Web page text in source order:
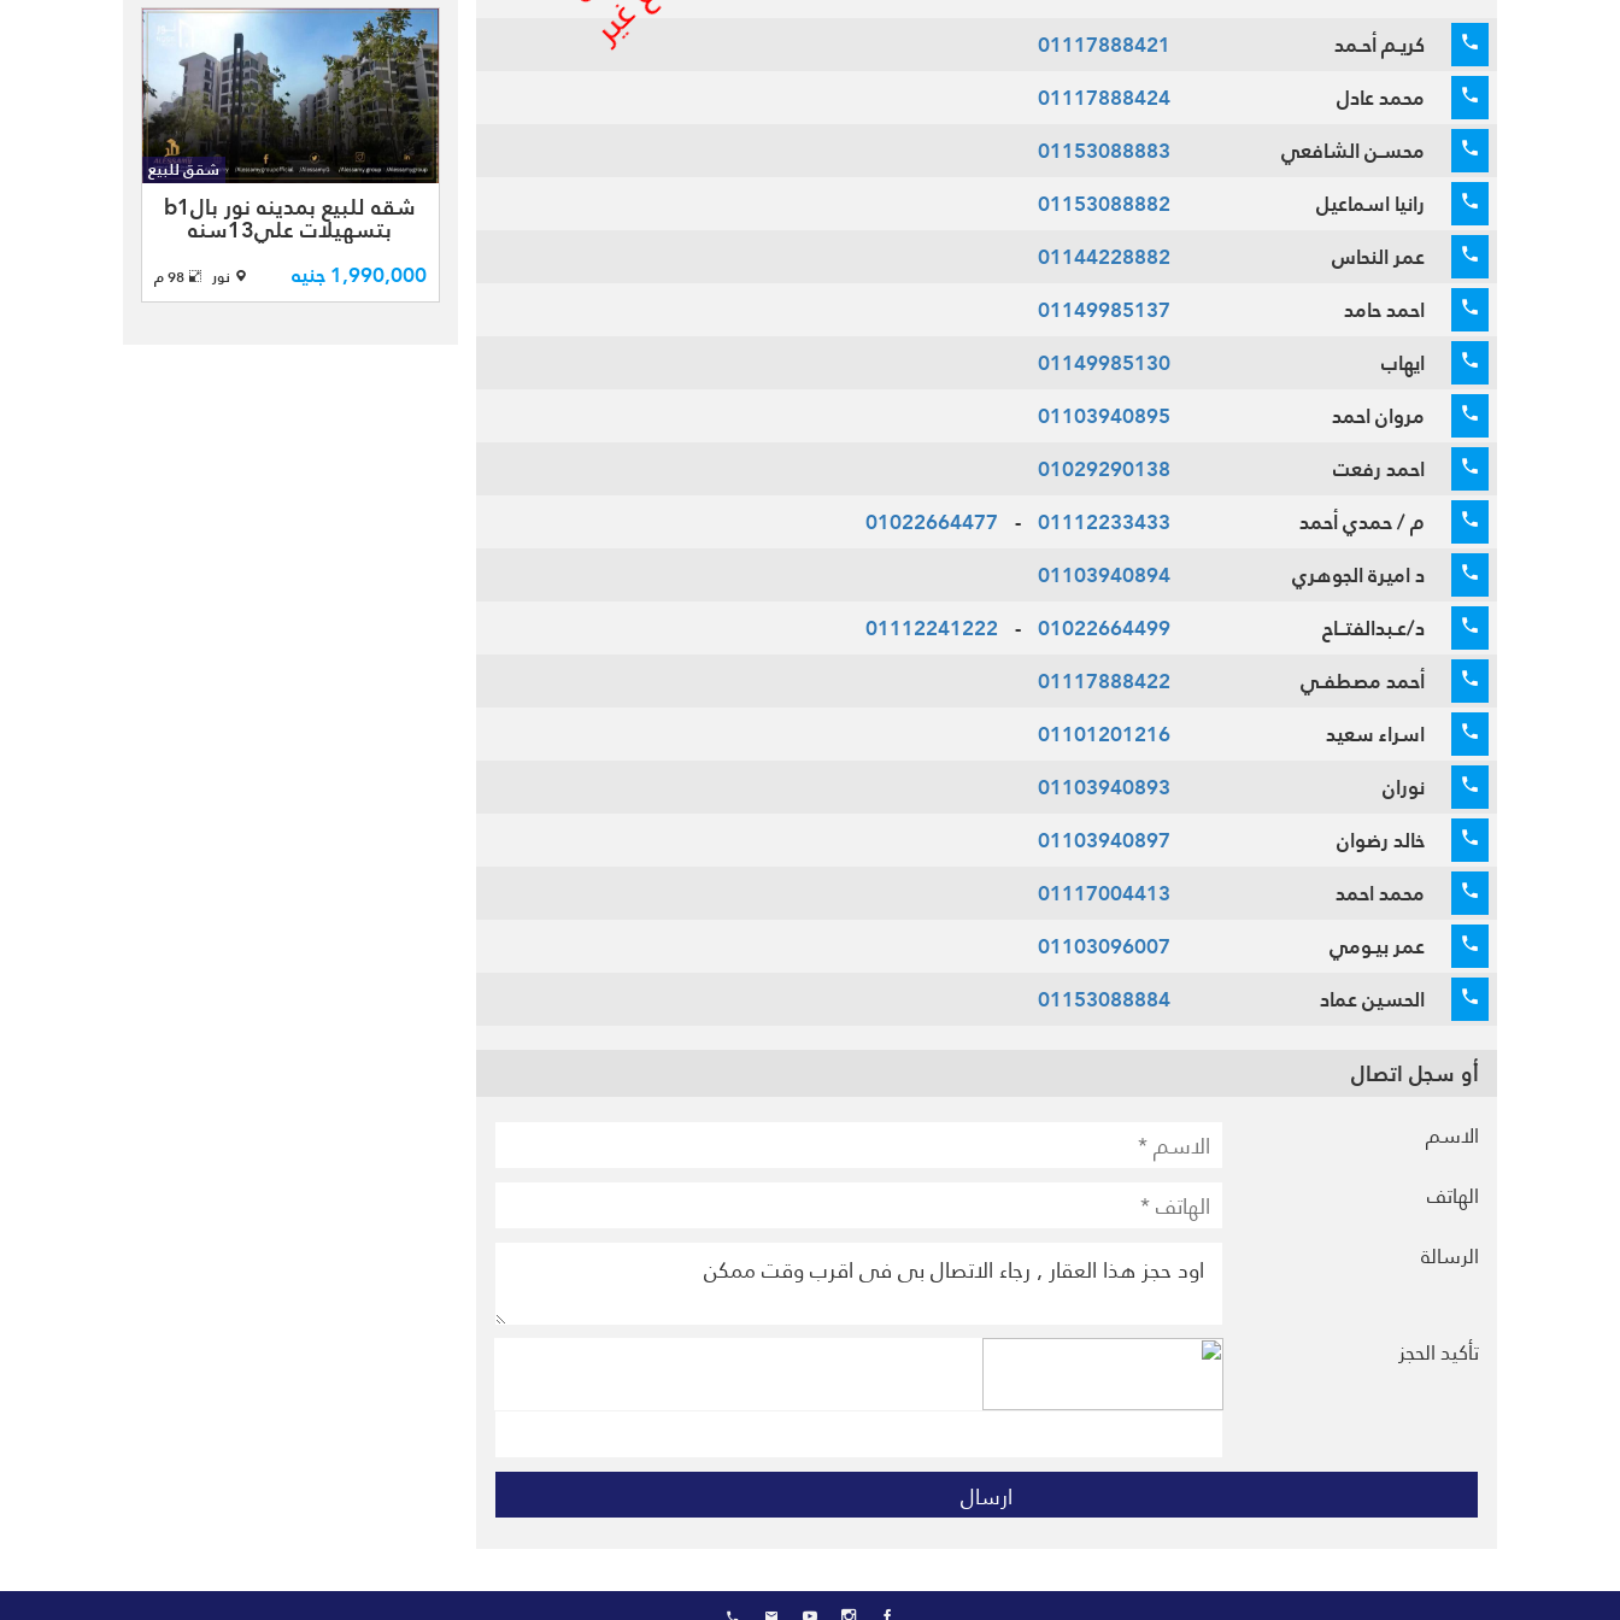
كريـم أحـمد
01117888421
محمد عادل
01117888424
محسـن الشافعي
01153088883
رانيا اسماعيل
01153088882
عمر النحاس
01144228882
احمد حامد
01149985137
ايهاب
01149985130
مروان احمد
01103940895
احمد رفعت
01029290138
م / حمدي أحمد
01112233433
-
01022664477
د اميرة الجوهري
01103940894
د/عـبدالفتــاح
01022664499
-
01112241222
أحمد مصطفـي
01117888422
اسراء سعيد
01101201216
نوران
01103940893
خالد رضوان
01103940897
محمد احمد
01117004413
عمر بيـومي
01103096007
الحسين عماد
01153088884
أو سجل اتصال
الاسم
الهاتف
الرسالة
تأكيد الحجز
فترة سداد بمساحه
كليه 98متر
مقسمه الي (2نوم
- 2حمام - ريسبشن
- مطبخ - 2تراس )
بالطابق ال ...
شقه للبيع بمدينه
نور في الb1
مجموعه 13
بتشطيبات الشركه
المميزه سمارت
شقق للبيع
شقه للبيع بمدينه نور بالb1
بتسهيلات علي13سنه
مساحه96م
1,990,000 جنيه نور 98 م